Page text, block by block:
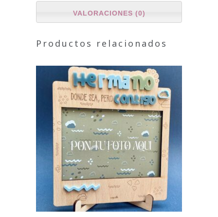
VALORACIONES (0)
Productos relacionados